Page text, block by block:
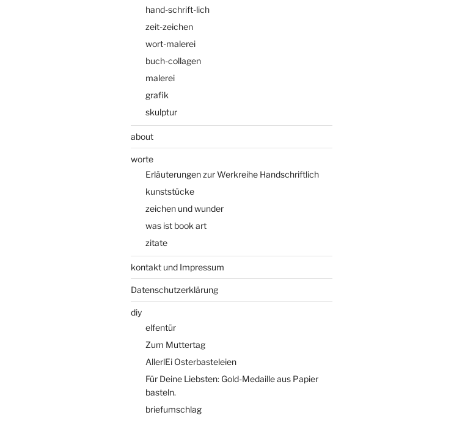
hand-schrift-lich
zeit-zeichen
wort-malerei
buch-collagen
malerei
grafik
skulptur
about
worte
Erläuterungen zur Werkreihe Handschriftlich
kunststücke
zeichen und wunder
was ist book art
zitate
kontakt und Impressum
Datenschutzerklärung
diy
elfentür
Zum Muttertag
AllerlEi Osterbasteleien
Für Deine Liebsten: Gold-Medaille aus Papier
basteln.
briefumschlag